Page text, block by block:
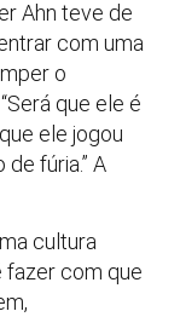
Ahn teve de
com uma
o
que ele é
ele jogou
fúria.” A
cultura
fazer com que